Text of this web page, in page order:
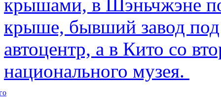
крышами, в Шэньчжэне
крыше, бывший завод
автоцентр, а в Кито со
национального музея.